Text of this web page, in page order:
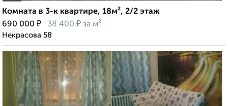
Комната в 3-к квартире, 18м², 2/2 этаж
690 000 ₽ 38 400 ₽ за м²
Некрасова 58